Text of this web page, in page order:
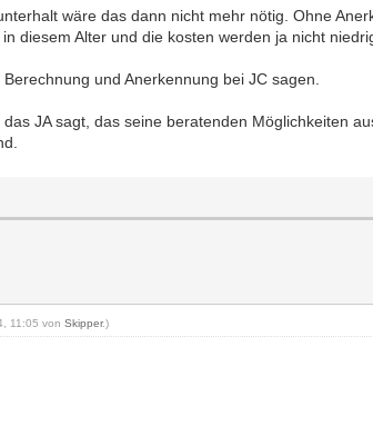
wäre das dann nicht mehr nötig. Ohne
diesem Alter und die kosten werden ja nicht
und Anerkennung bei JC sagen.
JA sagt, das seine beratenden Möglichkeiten
11:05 vonSkipper.)